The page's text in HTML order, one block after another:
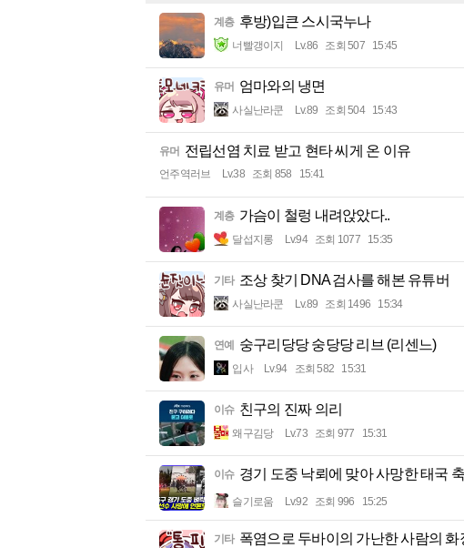
계층 후방)입큰 스시국누나
너빨갱이지 Lv.86 조회 507 15:45
유머 엄마와의 냉면
사실난라쿤 Lv.89 조회 504 15:43
유머 전립선염 치료 받고 현타 씨게 온 이유
언주역러브 Lv.38 조회 858 15:41
계층 가슴이 철렁 내려앉았다..
달섭지롱 Lv.94 조회 1077 15:35
기타 조상 찾기 DNA 검사를 해본 유튜버
사실난라쿤 Lv.89 조회 1496 15:34
연예 숭구리당당 숭당당 리브 (리센느)
입사 Lv.94 조회 582 15:31
이슈 친구의 진짜 의리
왜구김당 Lv.73 조회 977 15:31
이슈 경기 도중 낙뢰에 맞아 사망한 태국
슬기로움 Lv.92 조회 996 15:25
기타 폭염으로 두바이의 가난한 사람의